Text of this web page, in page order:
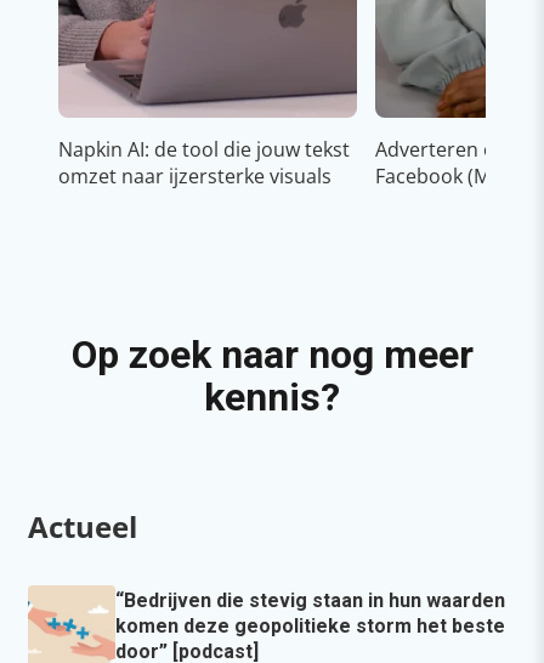
Napkin AI: de tool die jouw tekst
omzet naar ijzersterke visuals
Adverteren op
Facebook (Meta)
Op zoek naar nog meer
kennis?
Actueel
“Bedrijven die stevig staan in hun waarden
komen deze geopolitieke storm het beste
door” [podcast]